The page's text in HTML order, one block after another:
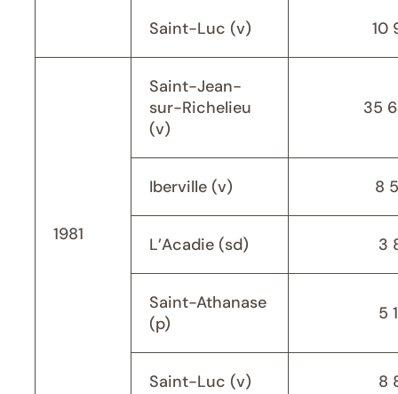
Saint-Luc (v) 10
1981
Saint-Jean-
sur-Richelieu
(v)
35
Iberville (v) 8
L’Acadie (sd) 3
Saint-Athanase
(p)
5
Saint-Luc (v) 8